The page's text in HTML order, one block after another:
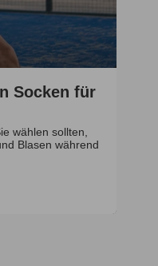
Socken für
wählen sollten,
Blasen während